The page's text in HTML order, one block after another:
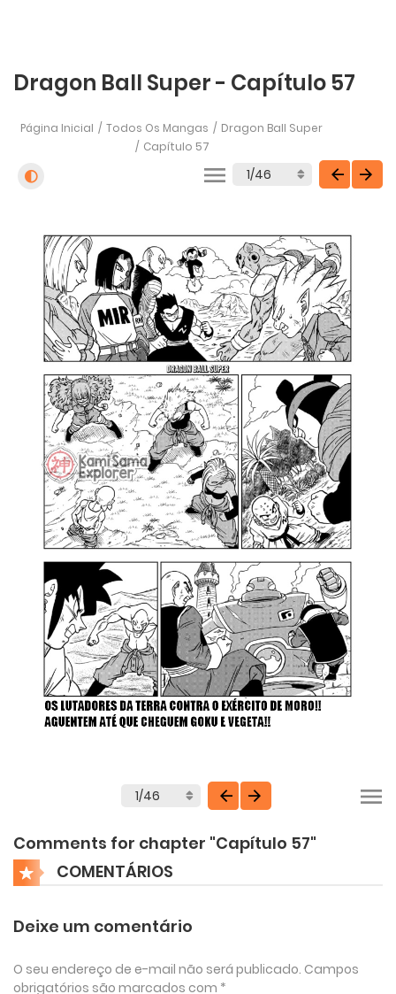
Dragon Ball Super - Capítulo 57
Página Inicial Todos Os Mangas
Dragon Ball Super
Capítulo 57
Comments for chapter "Capítulo 57"
COMENTÁRIOS
Deixe um comentário
O seu endereço de e-mail não será publicado. Campos
obrigatórios são marcados com *